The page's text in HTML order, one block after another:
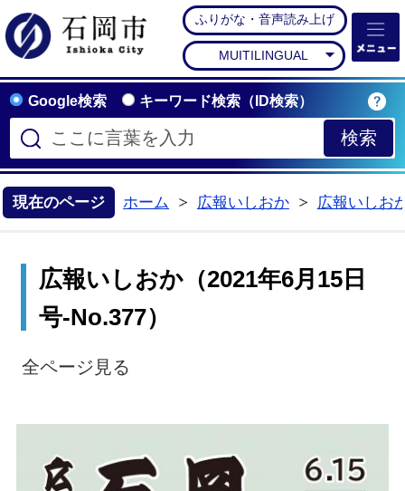
石岡市公式ホームペー
ふりがな・音声読み上げ
MUITILINGUAL
Google検索 キーワード検索（ID検索）
現在のページ ホーム
広報いしおか
広報いしお
広報いしおか（2021年6月15日
号-No.377）
全ページ見る